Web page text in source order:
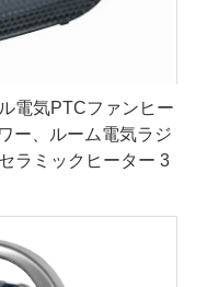
電気PTCファンヒー
ー、ルーム電気ラジ
ラミックヒーター 3